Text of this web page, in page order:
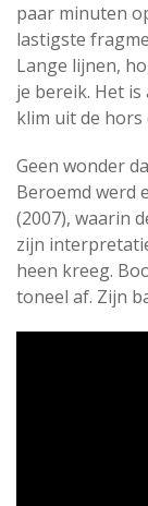
paar minuten
lastigste
Lange lijnen,
je bereik. Het
klim uit de hors
Geen wonder
Beroemd werd
(2007), waarin
zijn
heen kreeg.
toneel af. Zijn